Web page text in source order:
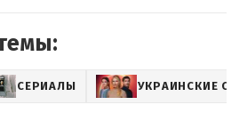
СЕРИАЛЫ УКРАИНСКИЕ